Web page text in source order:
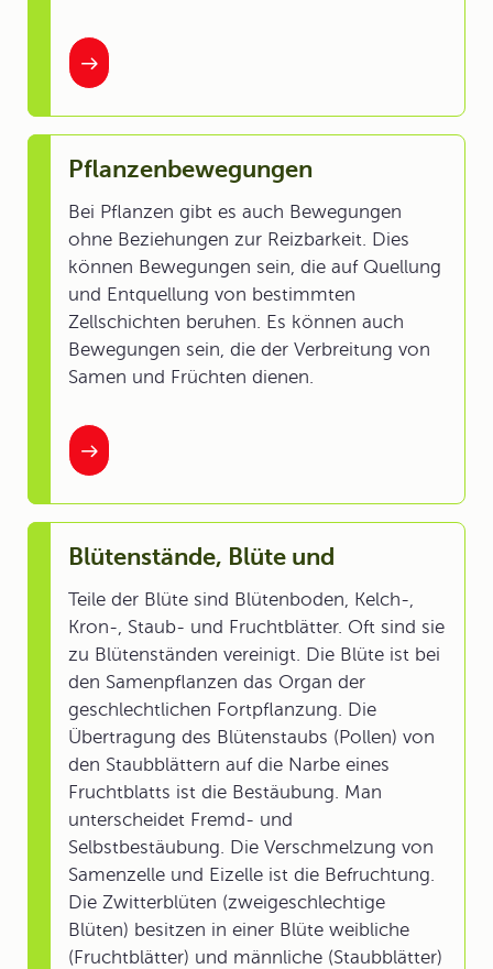
Pflanzenbewegungen
Bei Pflanzen gibt es auch Bewegungen
ohne Beziehungen zur Reizbarkeit. Dies
können Bewegungen sein, die auf Quellung
und Entquellung von bestimmten
Zellschichten beruhen. Es können auch
Bewegungen sein, die der Verbreitung von
Samen und Früchten dienen.
Blütenstände, Blüte und
Teile der Blüte sind Blütenboden, Kelch-,
Kron-, Staub- und Fruchtblätter. Oft sind sie
zu Blütenständen vereinigt. Die Blüte ist bei
den Samenpflanzen das Organ der
geschlechtlichen Fortpflanzung. Die
Übertragung des Blütenstaubs (Pollen) von
den Staubblättern auf die Narbe eines
Fruchtblatts ist die Bestäubung. Man
unterscheidet Fremd- und
Selbstbestäubung. Die Verschmelzung von
Samenzelle und Eizelle ist die Befruchtung.
Die Zwitterblüten (zweigeschlechtige
Blüten) besitzen in einer Blüte weibliche
(Fruchtblätter) und männliche (Staubblätter)